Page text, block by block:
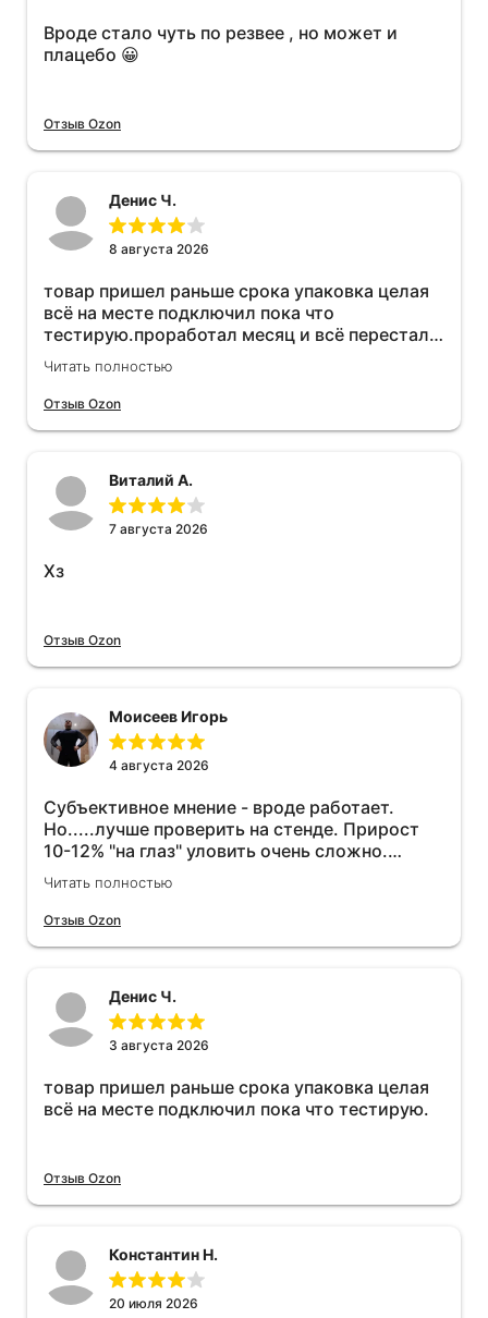
Вроде стало чуть по резвее , но может и
плацебо 😀
Отзыв Ozon
Денис Ч.
8 августа 2026
товар пришел раньше срока упаковка целая
всё на месте подключил пока что
тестирую.проработал месяц и всё перестал
работать прибавился расход топлива , очень
жаль деньги на ветер
Читать полностью
Отзыв Ozon
Виталий А.
7 августа 2026
Хз
Отзыв Ozon
Моисеев Игорь
4 августа 2026
Субъективное мнение - вроде работает.
Но.....лучше проверить на стенде. Прирост
10-12% "на глаз" уловить очень сложно.
Покатаюсь, потом отключу и посмотрю, что
будет 😁.
Читать полностью
Отзыв Ozon
Денис Ч.
3 августа 2026
товар пришел раньше срока упаковка целая
всё на месте подключил пока что тестирую.
Отзыв Ozon
Константин Н.
20 июля 2026